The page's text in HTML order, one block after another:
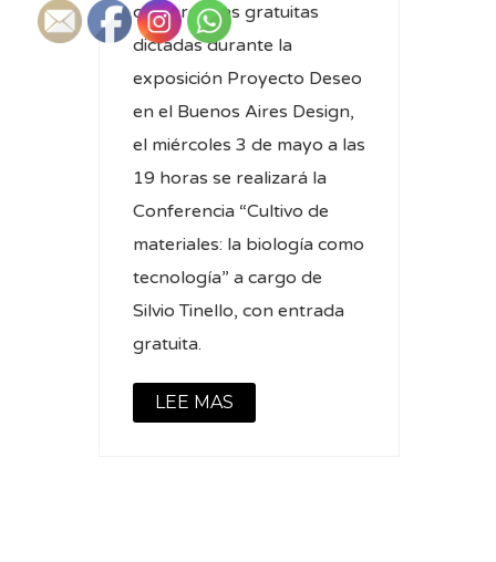
conferencias gratuitas
dictadas durante la
exposición Proyecto Deseo
en el Buenos Aires Design,
el miércoles 3 de mayo a las
19 horas se realizará la
Conferencia “Cultivo de
materiales: la biología como
tecnología” a cargo de
Silvio Tinello, con entrada
gratuita.
LEE MAS